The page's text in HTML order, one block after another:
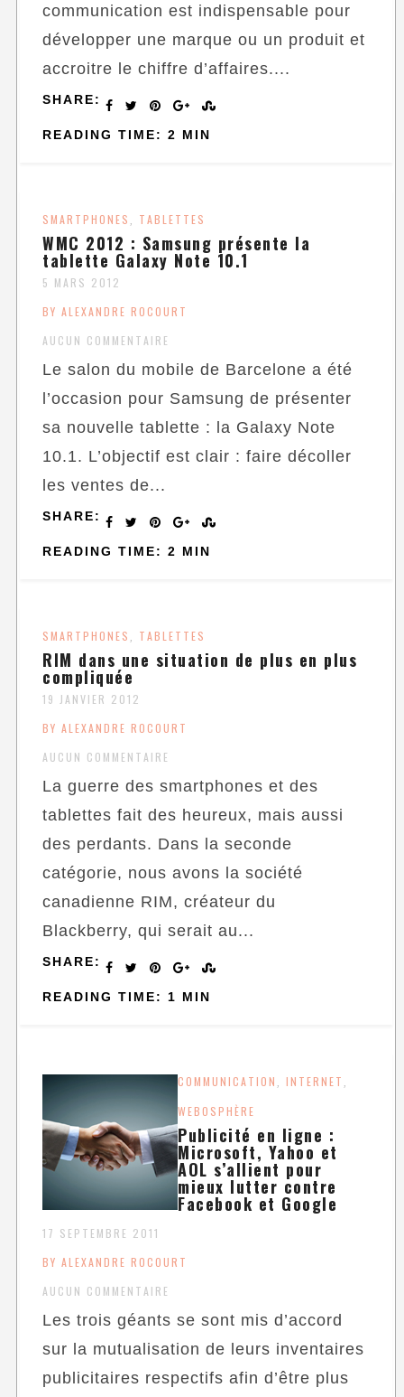
communication est indispensable pour
développer une marque ou un produit et
accroitre le chiffre d’affaires....
SHARE:
READING TIME: 2 MIN
SMARTPHONES TABLETTES
WMC 2012 : Samsung présente la
tablette Galaxy Note 10.1
5 MARS 2012
BY ALEXANDRE ROCOURT
AUCUN COMMENTAIRE
Le salon du mobile de Barcelone a été
l’occasion pour Samsung de présenter
sa nouvelle tablette : la Galaxy Note
10.1. L’objectif est clair : faire décoller
les ventes de...
SHARE:
READING TIME: 2 MIN
SMARTPHONES TABLETTES
RIM dans une situation de plus en plus
compliquée
19 JANVIER 2012
BY ALEXANDRE ROCOURT
AUCUN COMMENTAIRE
La guerre des smartphones et des
tablettes fait des heureux, mais aussi
des perdants. Dans la seconde
catégorie, nous avons la société
canadienne RIM, créateur du
Blackberry, qui serait au...
SHARE:
READING TIME: 1 MIN
COMMUNICATION INTERNET
WEBOSPHÈRE
Publicité en ligne :
Microsoft, Yahoo et
AOL s’allient pour
mieux lutter contre
Facebook et Google
17 SEPTEMBRE 2011
BY ALEXANDRE ROCOURT
AUCUN COMMENTAIRE
Les trois géants se sont mis d’accord
sur la mutualisation de leurs inventaires
publicitaires respectifs afin d’être plus